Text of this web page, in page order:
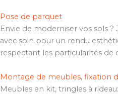
Pose de parquet
Envie de moderniser vos sols
avec soin pour un rendu
respectant les particularités de
Montage de meubles, fixation
Meubles en kit, tringles à